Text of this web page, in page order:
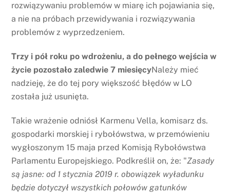
rozwiązywaniu problemów w miarę ich pojawiania się,
a nie na próbach przewidywania i rozwiązywania
problemów z wyprzedzeniem.
Trzy i pół roku po wdrożeniu, a do pełnego wejścia w
życie pozostało zaledwie 7 miesięcyNależy mieć
nadzieję, że do tej pory większość błędów w LO
została już usunięta.
Takie wrażenie odniósł Karmenu Vella, komisarz ds.
gospodarki morskiej i rybołówstwa, w przemówieniu
wygłoszonym 15 maja przed Komisją Rybołówstwa
Parlamentu Europejskiego. Podkreślił on, że: "Zasady
są jasne: od 1 stycznia 2019 r. obowiązek wyładunku
będzie dotyczył wszystkich połowów gatunków